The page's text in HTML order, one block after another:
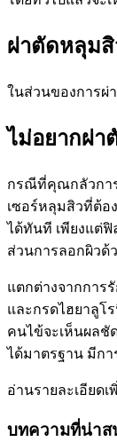
ผ่าตัดหลุม
ในส่วนของการผ่
ไม่อยากผ่า
กรณีที่คุณกลัวการ
เซอร์หลุมสิวที่ต้อ
ได้ทันที เพียงแต่ฟิ
ส่วนการลอกผิวด้
แตกต่างจากการ
และกรดไฮยาลูโ
คนไข้จะเห็นผลชั
ได้มาตรฐาน มีก
อ่านรายละเอียดเ
บทความที่น่าส